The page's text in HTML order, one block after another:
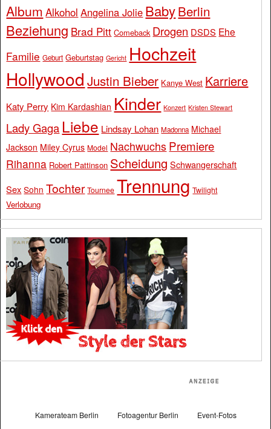
Album Alkohol Angelina Jolie BabyBerlin
Beziehung Brad Pitt Comeback Drogen DSDS Ehe
Familie Geburt Geburtstag Gericht Hochzeit
Hollywood Justin Bieber Kanye West Karriere
Katy Perry Kim Kardashian Kinder Konzert Kristen Stewart
Lady Gaga Liebe Lindsay Lohan Madonna Michael
Jackson Miley Cyrus Model Nachwuchs Premiere
Rihanna Robert Pattinson Scheidung Schwangerschaft
Sex Sohn Tochter Tournee Trennung Twilight
Verlobung
Kamerateam Berlin Fotoagentur Berlin Event-Fotos